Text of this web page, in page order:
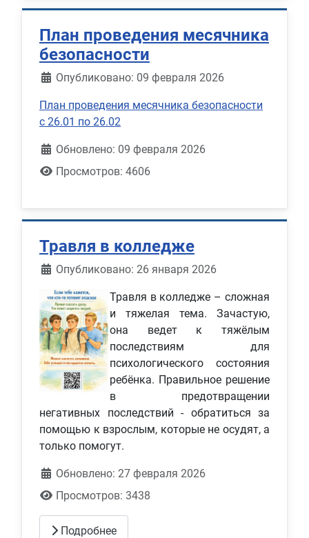
План проведения месячника
безопасности
Информация о материале
Опубликовано: 09 февраля 2026
План проведения месячника безопасности
с 26.01 по 26.02
Обновлено: 09 февраля 2026
Просмотров: 4606
Травля в колледже
Информация о материале
Опубликовано: 26 января 2026
Травля в колледже – сложная
и тяжелая тема. Зачастую,
она ведет к тяжёлым
последствиям для
психологического состояния
ребёнка. Правильное решение
в предотвращении
негативных последствий - обратиться за
помощью к взрослым, которые не осудят, а
только помогут.
Обновлено: 27 февраля 2026
Просмотров: 3438
Подробнее